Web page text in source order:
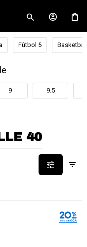
Fútbol 5 Basketball
9 9.5
40